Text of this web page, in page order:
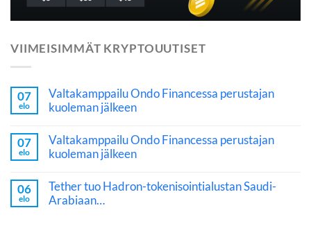
VIIMEISIMMÄT KRYPTOUUTISET
07
elo
Valtakamppailu Ondo Financessa perustajan
kuoleman jälkeen
07
elo
Valtakamppailu Ondo Financessa perustajan
kuoleman jälkeen
06
elo
Tether tuo Hadron-tokenisointialustan Saudi-
Arabiaan…